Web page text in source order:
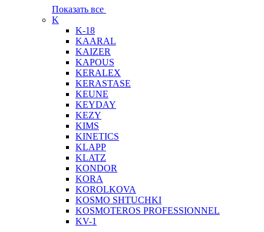
Показать все
K
K-18
KAARAL
KAIZER
KAPOUS
KERALEX
KERASTASE
KEUNE
KEYDAY
KEZY
KIMS
KINETICS
KLAPP
KLATZ
KONDOR
KORA
KOROLKOVA
KOSMO SHTUCHKI
KOSMOTEROS PROFESSIONNEL
KV-1